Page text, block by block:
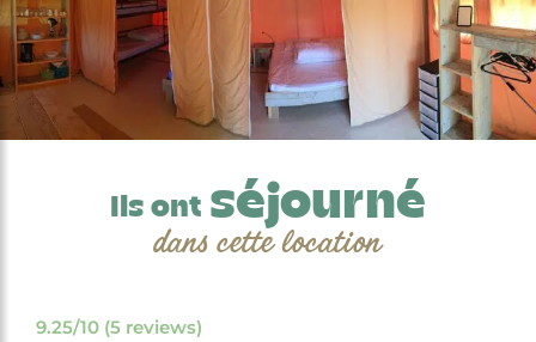
Ils ont séjourné
dans cette location